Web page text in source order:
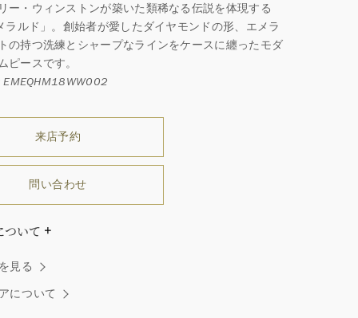
ー・ウィンストンが築いた類稀なる伝説を体現する
ラルド」。創始者が愛したダイヤモンドの形、エメラ
の持つ洗練とシャープなラインをケースに纏ったモダ
ピースです。
来店予約
問い合わせ
ついて
イヤモンドはひとつとしてありません」創始者ハリー・
トンはそう語りました。ハリー・ウィンストンによって
た最高品質のダイヤモンド及びジェムストーンは、ひと
見る
について